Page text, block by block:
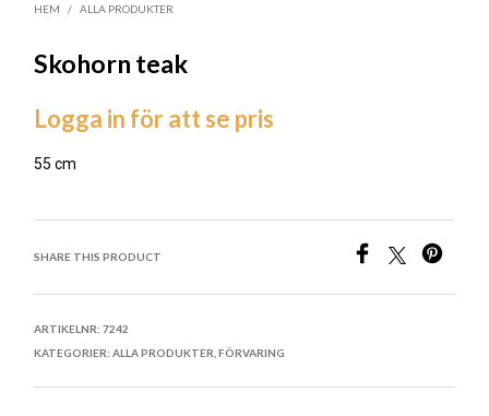
HEM / ALLA PRODUKTER
Skohorn teak
Logga in för att se pris
55 cm
SHARE THIS PRODUCT
ARTIKELNR:7242
KATEGORIER:ALLA PRODUKTER ,FÖRVARING